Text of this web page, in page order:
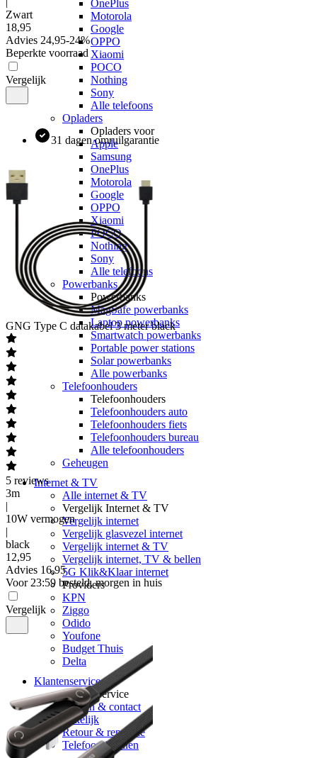
OnePlus
Motorola
Google
OPPO
Xiaomi
POCO
Nothing
Sony
Alle telefoons
Opladers
Opladers voor
Apple
Samsung
OnePlus
Motorola
Google
OPPO
Xiaomi
POCO
Nothing
Sony
Alle telefoons
Powerbanks
Powerbanks
MagSafe powerbanks
Laptop powerbanks
Smartwatch powerbanks
Portable power stations
Solar powerbanks
Alle powerbanks
Telefoonhouders
Telefoonhouders
Telefoonhouders auto
Telefoonhouders fiets
Telefoonhouders bureau
Alle telefoonhouders
Geheugen
Internet & TV
Alle internet & TV
Vergelijk Internet & TV
Vergelijk internet
Vergelijk glasvezel internet
Vergelijk internet & TV
Vergelijk internet, TV & bellen
5G Klik&Klaar internet
Providers
KPN
Ziggo
Odido
Youfone
Budget Thuis
Delta
Klantenservice
Klantenservice
Vragen & contact
Zakelijk
Retour & reparatie
Telefoon inruilen
Zwart
18,95
Advies 24,95-24%
Beperkte voorraad
Vergelijk
31 dagen omruilgarantie
GNG Type C datakabel 3 meter black
5 reviews
3m
|
10W vermogen
|
black
12,95
Advies 16,95
Voor 23:59 besteld, morgen in huis
Vergelijk